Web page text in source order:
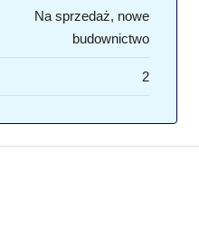
Na sprzedaż, nowe
budownictwo
2